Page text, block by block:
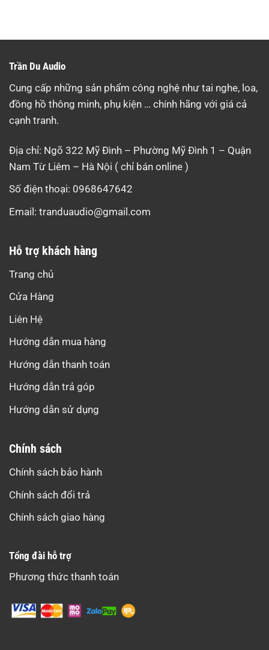
Trần Du Audio
Cung cấp những sản phẩm công nghệ như tai nghe, loa,
đồng hồ thông minh, phụ kiện … chính hãng với giá cả
cạnh tranh.
Địa chỉ: Ngõ 322 Mỹ Đình – Phường Mỹ Đình 1 – Quận
Nam Từ Liêm – Hà Nội ( chỉ bán online )
Số điện thoại: 0968647642
Email: tranduaudio@gmail.com
Hỗ trợ khách hàng
Trang chủ
Cửa Hàng
Liên Hệ
Hướng dẫn mua hàng
Hướng dẫn thanh toán
Hướng dẫn trả góp
Hướng dẫn sử dụng
Chính sách
Chính sách bảo hành
Chính sách đổi trả
Chính sách giao hàng
Tổng đài hỗ trợ
Phương thức thanh toán